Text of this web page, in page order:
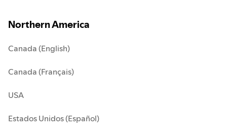
Northern America
Canada (English)
Canada (Français)
USA
Estados Unidos (Español)